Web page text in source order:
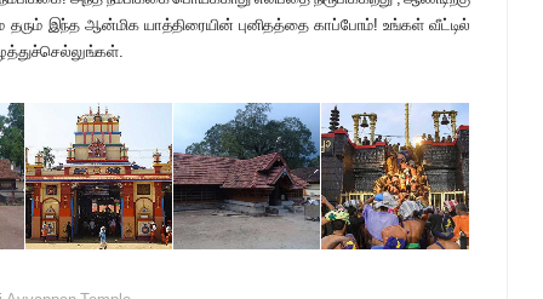
இந்த ஆன்மிக யாத்திரையின் புனிதத்தை காப்போம்! உங்கள் வீட்டில்